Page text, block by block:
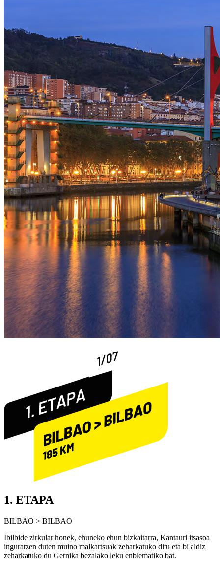
1. ETAPA
BILBAO > BILBAO
Ibilbide zirkular honek, ehuneko ehun bizkaitarra, Kantauri itsasoa
inguratzen duten muino malkartsuak zeharkatuko ditu eta bi aldiz
zeharkatuko du Gernika bezalako leku enblematiko bat.